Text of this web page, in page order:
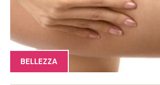
BELLEZZA